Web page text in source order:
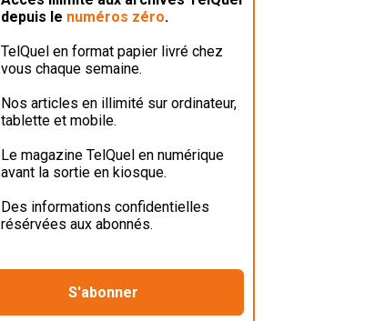
depuis le numéros zéro.
TelQuel en format papier livré chez
vous chaque semaine.
Nos articles en illimité sur ordinateur,
tablette et mobile.
Le magazine TelQuel en numérique
avant la sortie en kiosque.
Des informations confidentielles
résérvées aux abonnés.